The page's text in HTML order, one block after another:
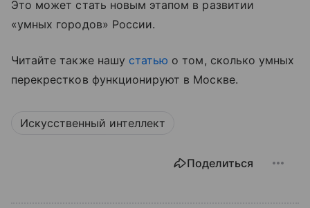
Это может стать новым этапом в развитии
«умных городов» России.
Читайте также нашу статью о том, сколько умных
перекрестков функционируют в Москве.
Искусственный интеллект
Поделиться